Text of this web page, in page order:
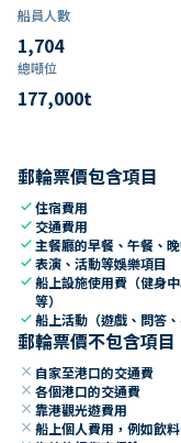
船員人數
1,704
總噸位
177,000t
郵輪票價包含項目
check住宿費用
check 交通費用
check 主餐廳的早餐、午餐、
check表演、活動等娛樂項目
check船上設施使用費（健身
等）
check船上活動（遊戲、問答、
郵輪票價不包含項目
close 自家至港口的交通費
close 各個港口的交通費
close 靠港觀光遊費用
close 船上個人費用，例如飲